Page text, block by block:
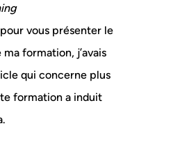
pour vous présenter le
formation, j’avais
qui concerne plus
formation a induit